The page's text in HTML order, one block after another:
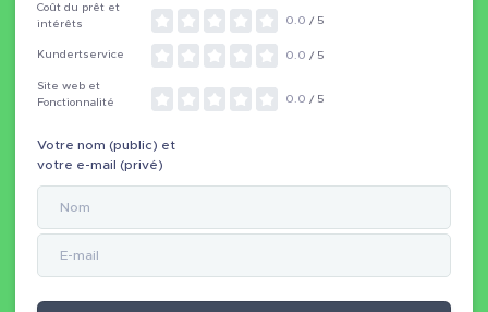
Coût du prêt et
intérêts
0.0 / 5
Kundertservice 0.0 / 5
Site web et
Fonctionnalité
0.0 / 5
Votre nom (public) et
votre e-mail (privé)